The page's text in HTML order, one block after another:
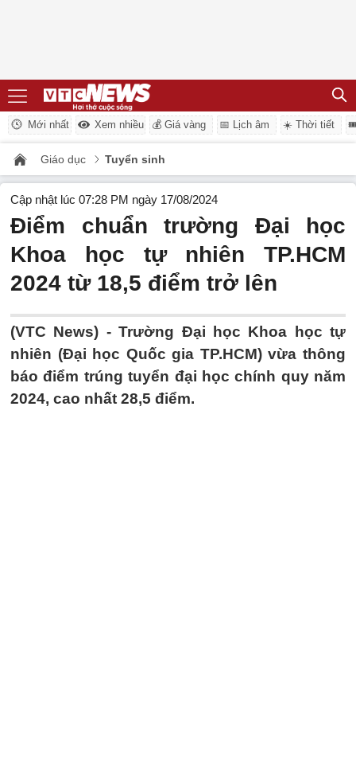
Mới nhất Xem nhiều 💰 Giá vàng 📅 Lịch âm ☀️ Thời tiết
Giáo dục Tuyển sinh
Cập nhật lúc 07:28 PM ngày 17/08/2024
Điểm chuẩn trường Đại học
Khoa học tự nhiên TP.HCM
2024 từ 18,5 điểm trở lên
(VTC News) -Trường Đại học Khoa học tự
nhiên (Đại học Quốc gia TP.HCM) vừa thông
báo điểm trúng tuyển đại học chính quy năm
2024, cao nhất 28,5 điểm.